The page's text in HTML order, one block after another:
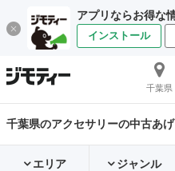
アプリならお得な
インストール
千葉県
千葉県のアクセサリーの中古あ
エリア ジャンル